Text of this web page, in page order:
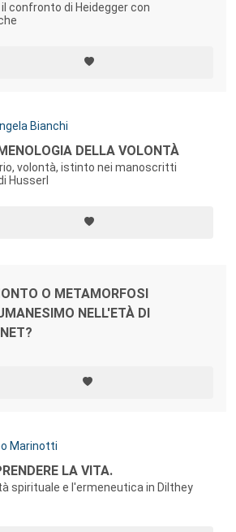
il confronto di Heidegger con
Bianchi
DELLA VOLONTÀ
volontà, istinto nei manoscritti
Husserl
O METAMORFOSI
NELL'ETÀ DI
Marinotti
LA VITA.
spirituale e l'ermeneutica in Dilthey